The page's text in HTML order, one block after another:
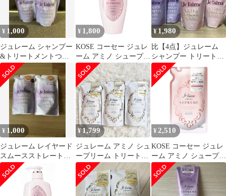
¥ 1,000
ジュレーム シャンプー
&トリートメントつめ
かえ用 スムーススト
レートケア
¥ 1,800
KOSE コーセー ジュレ
ーム アミノ シュープリ
ーム シャンプー (ベル
ベットメロウ) しっと
り なめらか 本体
500mL ローズ&ジャス
ミンの香り) 500ミリリ
ットル (x 1) [シャンプ
ー]
¥ 1,980
比【4点】ジュレーム
シャンプー トリートメ
ント ストレート ダメー
ジ
¥ 1,000
ジュレーム レイヤード
スムースストレートケ
ア シャンプー・トリー
トメント詰替
¥1,799
ジュレーム アミノ シュ
ープリーム トリートメ
ント 詰替 350ml✕3袋
¥ 2,510
KOSE コーセー ジュレ
ーム アミノ シュープリ
ーム シャンプー (ベル
ベットメロウ) しっと
り なめらか つめかえ
350mL ローズ&ジャス